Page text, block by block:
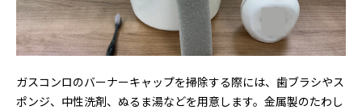
ガスコンロのバーナーキャップを掃除する際には、歯ブラシやス
ポンジ、中性洗剤、ぬるま湯などを用意します。金属製のたわし